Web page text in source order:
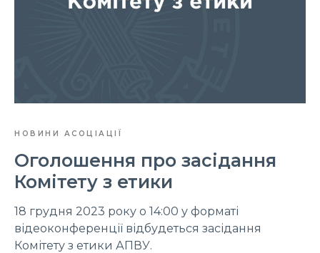
НОВИНИ АСОЦІАЦІЇ
Оголошення про засідання
Комітету з етики
18 грудня 2023 року о 14:00 у форматі
відеоконференції відбудеться засідання
Комітету з етики АПВУ.